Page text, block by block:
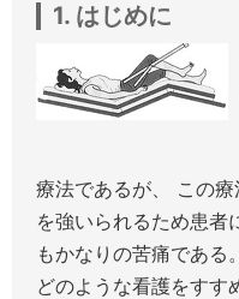
1. はじめに
療法であるが、 この
を強いられるため患者
もかなりの苦痛である
どのような看護をすす